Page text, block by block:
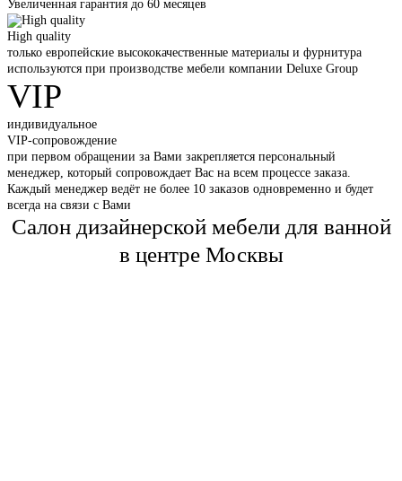
Увеличенная гарантия до 60 месяцев
High quality
только европейские высококачественные материалы и фурнитура
используются при производстве мебели компании Deluxe Group
VIP
индивидуальное
VIP-сопровождение
при первом обращении за Вами закрепляется персональный
менеджер, который сопровождает Вас на всем процессе заказа.
Каждый менеджер ведёт не более 10 заказов одновременно и будет
всегда на связи с Вами
Салон дизайнерской мебели для ванной
в центре Москвы